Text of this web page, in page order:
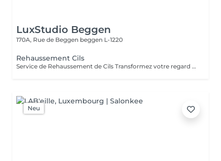
LuxStudio Beggen
170A, Rue de Beggen beggen L-1220
Rehaussement Cils
Service de Rehaussement de Cils Transformez votre regard avec notre service de rehaussement de cils, disponible avec ou sans teinture. Notre technique avancée inclut : - *Courbure Durable* : Nous sublimons vos cils naturels en leur apportant une courbure élégante et durable. - *Option avec Teinture* : Pour un effet encore plus spectaculaire, ajoutez de la couleur à vos cils, vous libérant ainsi de l'utilisation quotidienne de mascara. - *Hydratation Incluse* : Nos traitements incluent une hydratation profonde, garantissant des cils sains et forts. ### Entretien Pour maintenir l'effet souhaité et éviter d'endommager vos cils, nous recommandons de refaire le traitement toutes les 4 à 6 semaines. Ainsi, vous assurez un regard toujours éblouissant tout en préservant la santé de vos cils. Prenez rendez-vous dès aujourd'hui et sublimez la beauté naturelle de vos yeux !
Neu